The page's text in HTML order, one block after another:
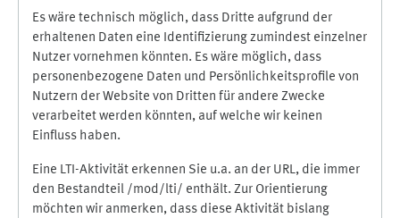
Es wäre technisch möglich, dass Dritte aufgrund der
erhaltenen Daten eine Identifizierung zumindest einzelner
Nutzer vornehmen könnten. Es wäre möglich, dass
personenbezogene Daten und Persönlichkeitsprofile von
Nutzern der Website von Dritten für andere Zwecke
verarbeitet werden könnten, auf welche wir keinen
Einfluss haben.
Eine LTI-Aktivität erkennen Sie u.a. an der URL, die immer
den Bestandteil /mod/lti/ enthält. Zur Orientierung
möchten wir anmerken, dass diese Aktivität bislang